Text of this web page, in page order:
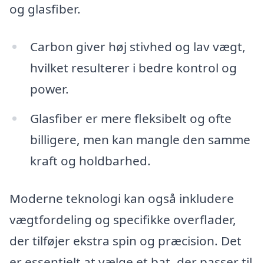
og glasfiber.
Carbon giver høj stivhed og lav vægt,
hvilket resulterer i bedre kontrol og
power.
Glasfiber er mere fleksibelt og ofte
billigere, men kan mangle den samme
kraft og holdbarhed.
Moderne teknologi kan også inkludere
vægtfordeling og specifikke overflader,
der tilføjer ekstra spin og præcision. Det